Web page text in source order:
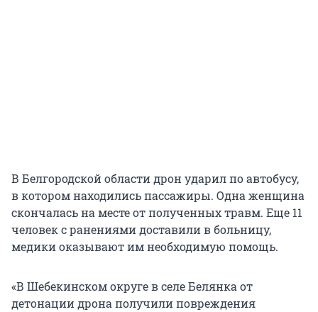
В Белгородской области дрон ударил по автобусу,
в котором находились пассажиры. Одна женщина
скончалась на месте от полученных травм. Еще 11
человек с ранениями доставили в больницу,
медики оказывают им необходимую помощь.
«В Шебекинском округе в селе Белянка от
детонации дрона получили повреждения